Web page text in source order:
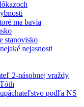
ma bavia
stanovisko
nejasnosti
2-násobnej vraždy
podľa NS